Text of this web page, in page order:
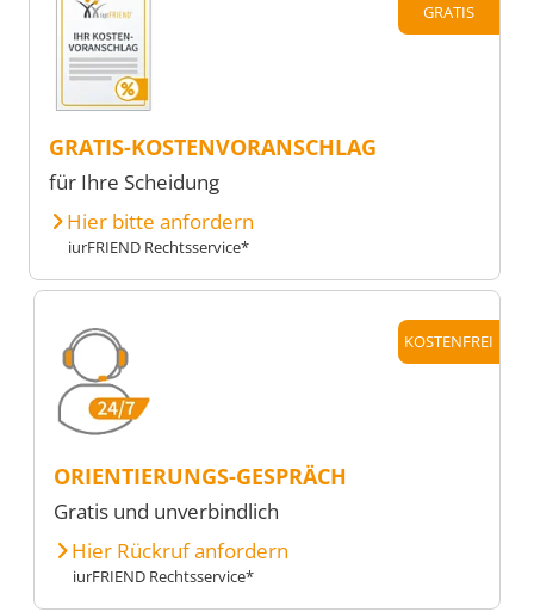
GRATIS
GRATIS-KOSTENVORANSCHLAG
für Ihre Scheidung
Hier bitte anfordern
iurFRIEND Rechtsservice*
KOSTENFREI
ORIENTIERUNGS-GESPRÄCH
Gratis und unverbindlich
Hier Rückruf anfordern
iurFRIEND Rechtsservice*